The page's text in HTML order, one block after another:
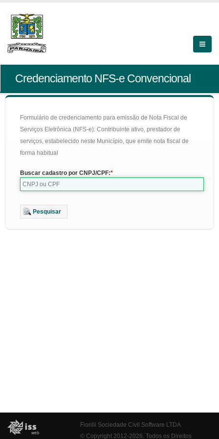
Credenciamento NFS-e Convencional
Formulário de credenciamento para emissão de Nota Fiscal de
Serviços Eletrônica (NFS-e): Contribuinte ativo, prestador de
serviços, estabelecido neste Município, que emite nota fiscal de
forma habitual
Buscar cadastro por CNPJ/CPF:
Pesquisar
Fiorilli Sociedade Civil Software LTDA
© Copyright 2012-2026. Todos os Direitos